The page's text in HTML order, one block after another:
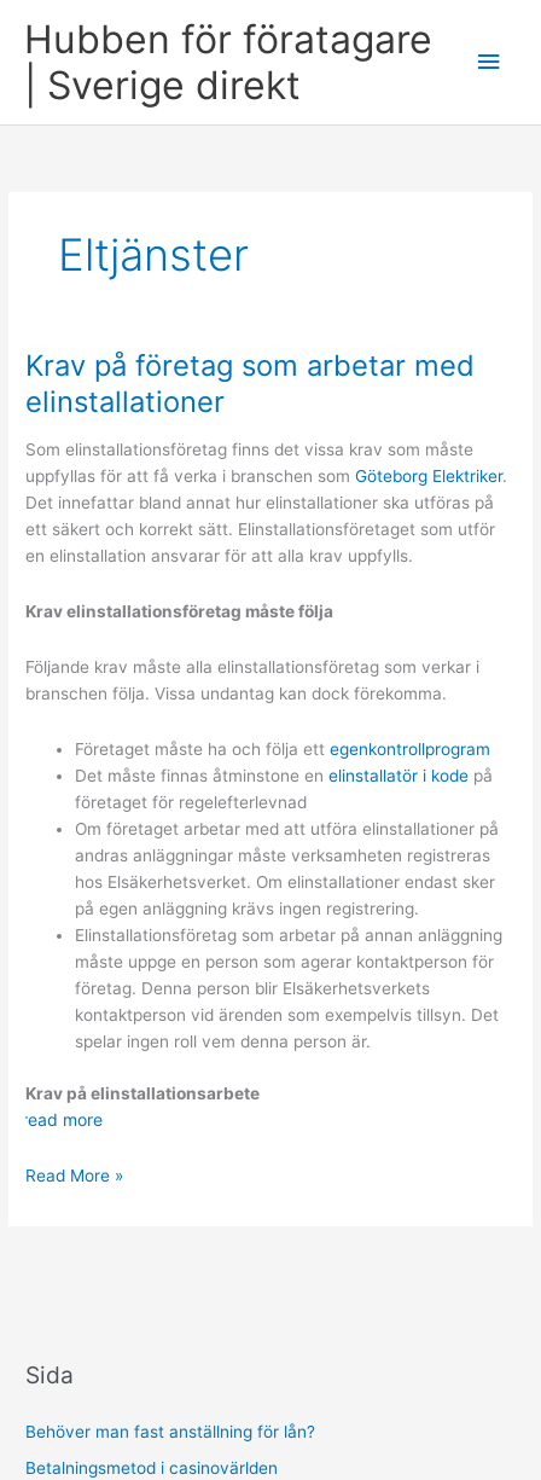
content
Hubben för föratagare
| Sverige direkt
Main
Eltjänster
Krav på företag som arbetar med
elinstallationer
Som elinstallationsföretag finns det vissa krav som måste
uppfyllas för att få verka i branschen somGöteborg Elektriker.
Det innefattar bland annat hur elinstallationer ska utföras på
ett säkert och korrekt sätt. Elinstallationsföretaget som utför
en elinstallation ansvarar för att alla krav uppfylls.
Krav elinstallationsföretag måste följa
Följande krav måste alla elinstallationsföretag som verkar i
branschen följa. Vissa undantag kan dock förekomma.
Företaget måste ha och följa ettegenkontrollprogram
Det måste finnas åtminstone enelinstallatör i kode på
företaget för regelefterlevnad
Om företaget arbetar med att utföra elinstallationer på
andras anläggningar måste verksamheten registreras
hos Elsäkerhetsverket. Om elinstallationer endast sker
på egen anläggning krävs ingen registrering.
Elinstallationsföretag som arbetar på annan anläggning
måste uppge en person som agerar kontaktperson för
företag. Denna person blir Elsäkerhetsverkets
kontaktperson vid ärenden som exempelvis tillsyn. Det
spelar ingen roll vem denna person är.
Krav på elinstallationsarbete
read more
Krav
Read More »
Sida
Behöver man fast anställning för lån?
Betalningsmetod i casinovärlden